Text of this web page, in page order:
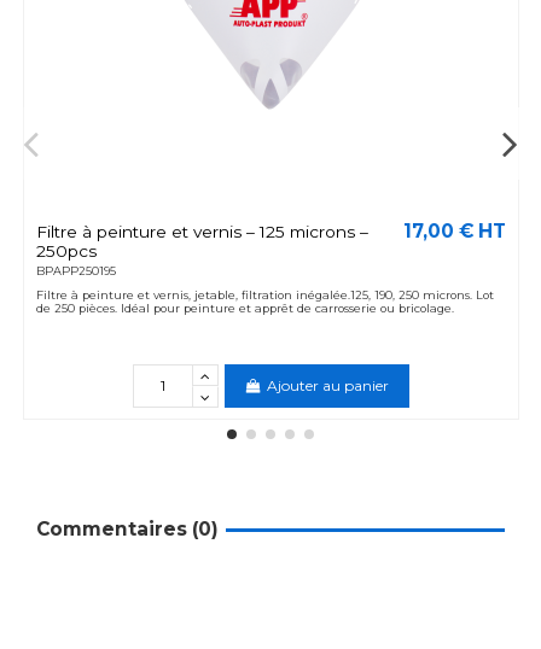
Filtre à peinture et vernis – 125 microns –
250pcs
BPAPP250195
17,00 € HT
Filtre à peinture et vernis, jetable, filtration inégalée.125, 190, 250 microns. Lot
de 250 pièces. Idéal pour peinture et apprêt de carrosserie ou bricolage.
Ajouter au panier
Commentaires (0)